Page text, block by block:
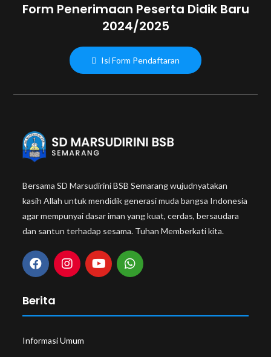
Form Penerimaan Peserta Didik Baru
2024/2025
Isi Form Pendaftaran
Bersama SD Marsudirini BSB Semarang wujudnyatakan
kasih Allah untuk mendidik generasi muda bangsa Indonesia
agar mempunyai dasar iman yang kuat, cerdas, bersaudara
dan santun terhadap sesama. Tuhan Memberkati kita.
Berita
Informasi Umum